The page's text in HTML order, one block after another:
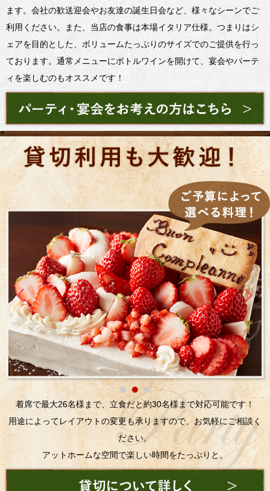
ます。会社の歓送迎会やお友達の誕生日会など、様々なシーンでご
利用ください。また、当店の食事は本場イタリア仕様。つまりはシ
ェアを目的とした、ボリュームたっぷりのサイズでのご提供を行っ
ております。通常メニューにボトルワインを開けて、宴会やパーテ
ィを楽しむのもオススメです！
着席で最大26名様まで、立食だと約30名様まで対応可能です！
用途によってレイアウトの変更も承りますので、お気軽にご相談く
ださい。
アットホームな空間で楽しい時間をたっぷりと。